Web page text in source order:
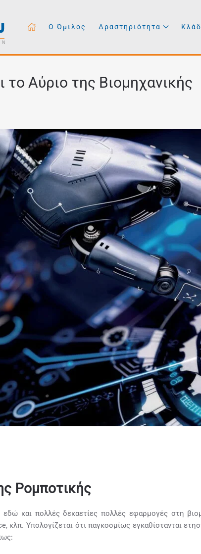
Ο Όμιλος Δραστηριότητα
το Αύριο της Βιομηχανικής
Ρομποτικής
και πολλές δεκαετίες πολλές εφαρμογές στη
κλπ. Υπολογίζεται ότι παγκοσμίως εγκαθίστανται